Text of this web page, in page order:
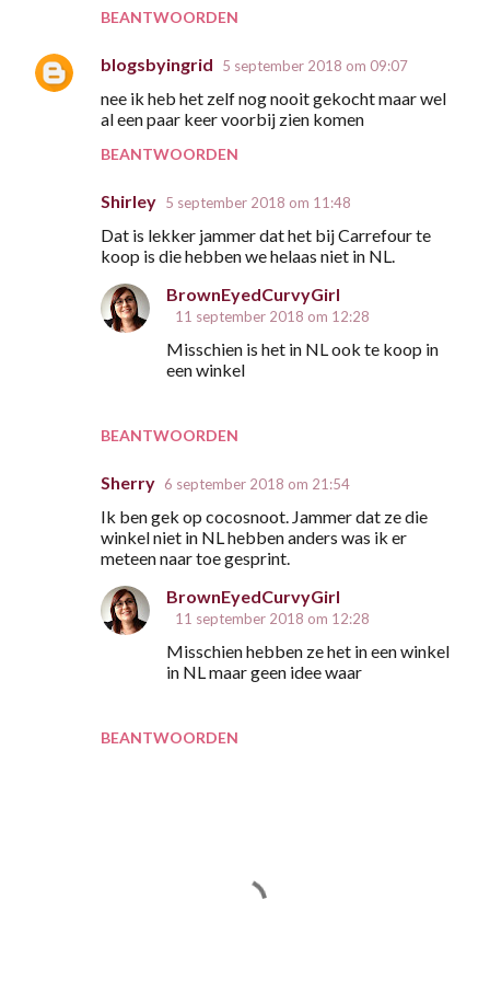
BEANTWOORDEN
blogsbyingrid 5 september 2018 om 09:07
nee ik heb het zelf nog nooit gekocht maar wel
al een paar keer voorbij zien komen
BEANTWOORDEN
Shirley 5 september 2018 om 11:48
Dat is lekker jammer dat het bij Carrefour te
koop is die hebben we helaas niet in NL.
BEANTWOORDEN
BrownEyedCurvyGirl
11 september 2018 om 12:28
Misschien is het in NL ook te koop in
een winkel
Sherry 6 september 2018 om 21:54
Ik ben gek op cocosnoot. Jammer dat ze die
winkel niet in NL hebben anders was ik er
meteen naar toe gesprint.
BEANTWOORDEN
BrownEyedCurvyGirl
11 september 2018 om 12:28
Misschien hebben ze het in een winkel
in NL maar geen idee waar